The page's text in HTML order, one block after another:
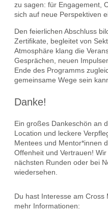
zu sagen: für Engagement,
sich auf neue Perspektiven
Den feierlichen Abschluss
Zertifikate, begleitet von
Atmosphäre klang die
Gesprächen, neuen
Ende des Programms
gemeinsame Wege sein
Danke!
Ein großes Dankeschön an
Location und leckere
Mentees und Mentor*innen
Offenheit und Vertrauen!
nächsten Runden oder bei
wiedersehen.
Du hast Interesse am
mehr Informationen: